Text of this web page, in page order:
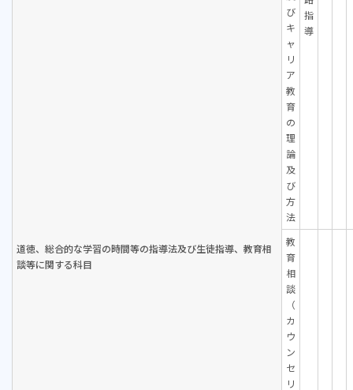
道徳、総合的な学習の時間等の指導法及び生徒指導、教育相
談等に関する科目
指
導
び
キ
ャ
リ
ア
教
育
の
理
論
及
び
方
法
教
育
相
談
（
カ
ウ
ン
セ
リ